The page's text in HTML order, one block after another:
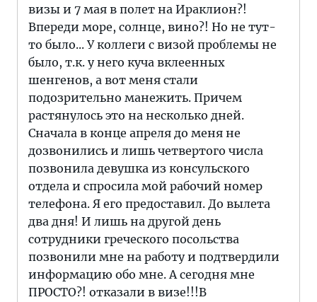
визы и 7 мая в полет на Ираклион?!
Впереди море, солнце, вино?! Но не тут-
то было... У коллеги с визой проблемы не
было, т.к. у него куча вклеенных
шенгенов, а вот меня стали
подозрительно манежить. Причем
растянулось это на несколько дней.
Сначала в конце апреля до меня не
дозвонились и лишь четвертого числа
позвонила девушка из консульского
отдела и спросила мой рабочий номер
телефона. Я его предоставил. До вылета
два дня! И лишь на другой день
сотрудники греческого посольства
позвонили мне на работу и подтвердили
информацию обо мне. А сегодня мне
ПРОСТО?! отказали в визе!!!В